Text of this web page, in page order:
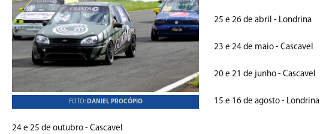
FOTO: DANIEL PROCÓPIO
25 e 26 de abril - Londrina
23 e 24 de maio - Cascavel
20 e 21 de junho - Cascavel
15 e 16 de agosto - Londrina
24 e 25 de outubro - Cascavel